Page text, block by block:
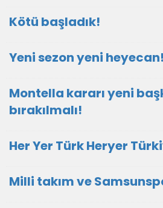
Kötü başladık!
Yeni sezon yeni heyecan!
Montella kararı yeni
bırakılmalı!
Her Yer Türk Heryer
Milli takım ve